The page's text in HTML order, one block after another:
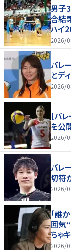
男子
合結
ハイ
2026/
バレ
とデ
2026/
【バ
を公
2026/
バレ
切符
2026/
「誰
囲気
ちゃ
2026/